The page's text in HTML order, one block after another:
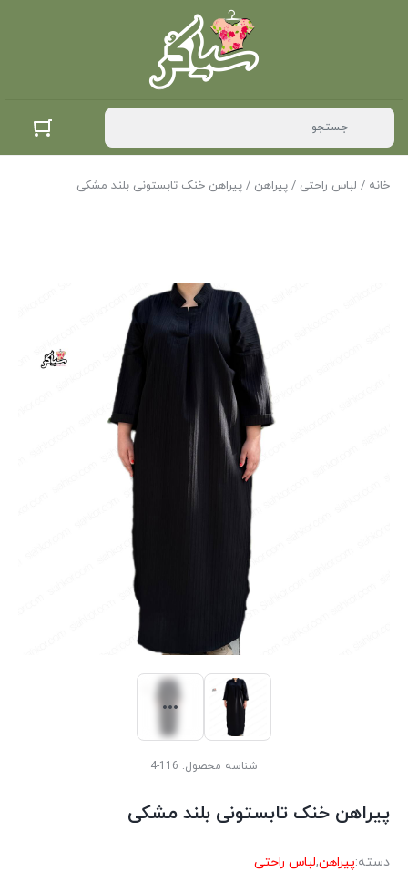
خانه / لباس راحتی / پیراهن / پیراهن خنک تابستونی بلند مشکی
شناسه محصول: 116-4
پیراهن خنک تابستونی بلند مشکی
دسته:پیراهن,لباس راحتی